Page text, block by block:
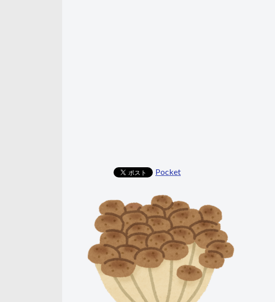
Pocket